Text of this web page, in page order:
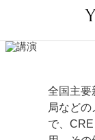
全国主要
局など
で、